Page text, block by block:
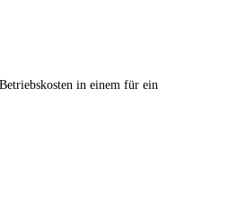
in einem für ein